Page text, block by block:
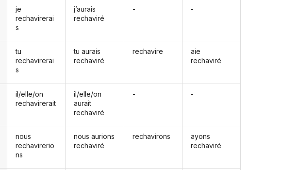
je
rechavirerai
s
tu
rechavirerai
s
il/elle/on
rechavirerait
nous
rechavirerio
ns
j’aurais
rechaviré
tu aurais
rechaviré
il/elle/on
aurait
rechaviré
nous aurions
rechaviré
-
rechavire
-
rechavirons
-
aie
rechaviré
-
ayons
rechaviré